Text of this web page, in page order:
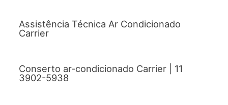
Assistência Técnica Ar Condicionado
Carrier
Conserto ar-condicionado Carrier | 11
3902-5938